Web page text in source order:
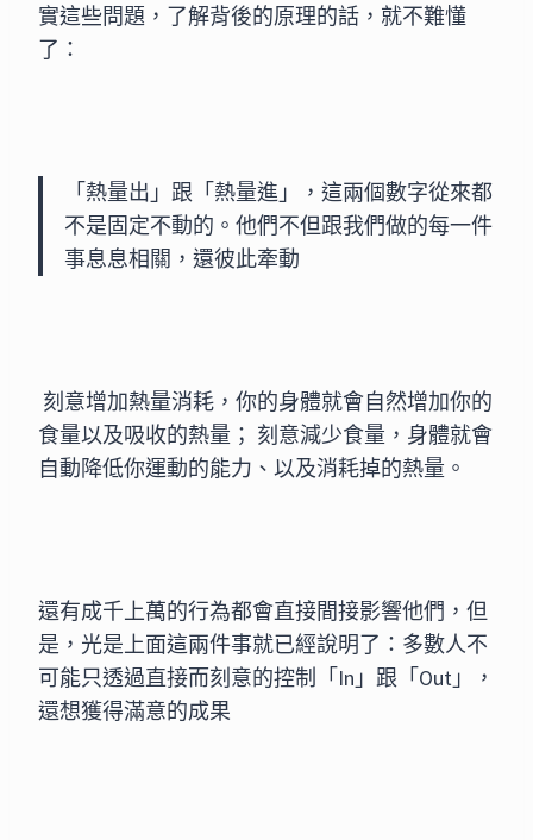
實這些問題，了解背後的原理的話，就不難懂
了：
「熱量出」跟「熱量進」，這兩個數字從來都
不是固定不動的。他們不但跟我們做的每一件
事息息相關，還彼此牽動
食量以及吸收的熱量； 刻意減少食量，身體就會
自動降低你運動的能力、以及消耗掉的熱量。
還有成千上萬的行為都會直接間接影響他們，但
是，光是上面這兩件事就已經說明了：多數人不
可能只透過直接而刻意的控制「In」跟「Out」，
還想獲得滿意的成果